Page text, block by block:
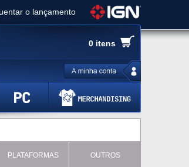
o lançamento
novo conteúdo
of Yotei - Análise
Eater - Análise
para o Fallout Day
0 itens
PLATAFORMAS OUTROS